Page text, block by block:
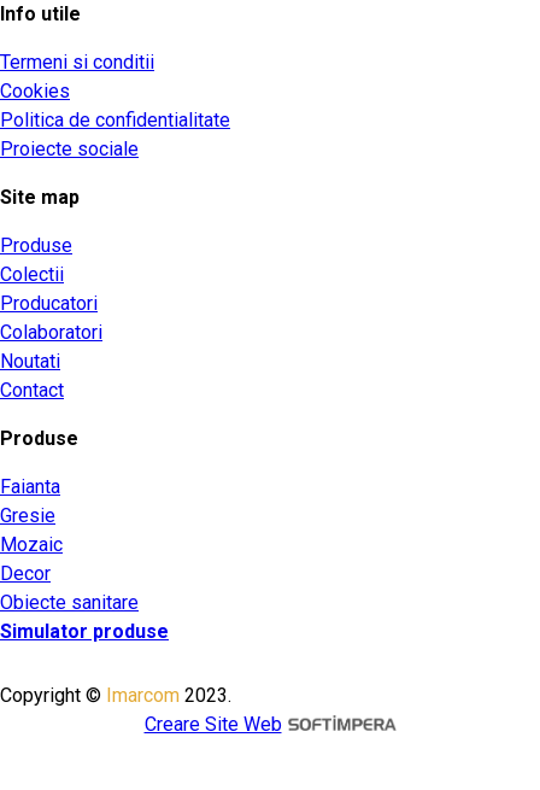
Info utile
Termeni si conditii
Cookies
Politica de confidentialitate
Proiecte sociale
Site map
Produse
Colectii
Producatori
Colaboratori
Noutati
Contact
Produse
Faianta
Gresie
Mozaic
Decor
Obiecte sanitare
Simulator produse
Copyright © Imarcom 2023.
Creare Site Web